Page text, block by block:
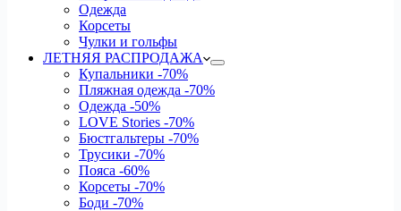
Одежда
Корсеты
Чулки и гольфы
ЛЕТНЯЯ РАСПРОДАЖА
Купальники -70%
Пляжная одежда -70%
Одежда -50%
LOVE Stories -70%
Бюстгальтеры -70%
Трусики -70%
Пояса -60%
Корсеты -70%
Боди -70%